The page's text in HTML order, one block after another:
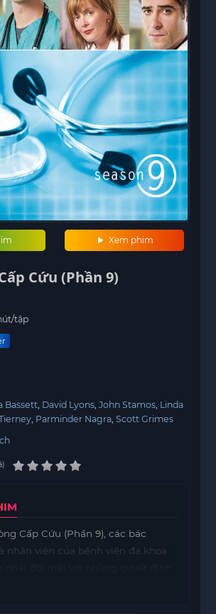
Xem phim
Cứu (Phần 9)
tập
Bassett David Lyons John Stamos Linda
Parminder Nagra Scott Grimes
Cấp Cứu (Phần 9), các bác
nhân viên của bệnh viện đa khoa
công việc hàng ngày.